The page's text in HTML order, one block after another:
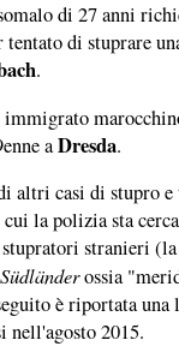
di 27 anni
tentato di stuprare
.
aDresda.
altri casi di stupro
cui la polizia sta
stranieri
Südländerossia
è riportata una
nell'agosto 2015.